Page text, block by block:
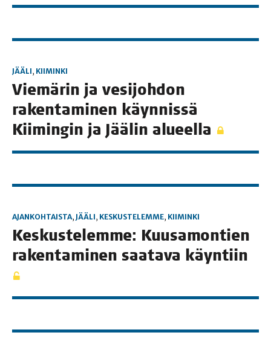
JÄÄLI, KIIMINKI
Vie­mä­rin ja vesi­joh­don
raken­ta­mi­nen käyn­nis­sä
Kii­min­gin ja Jää­lin alueella
AJANKOHTAISTA, JÄÄLI, KESKUSTELEMME, KIIMINKI
Kes­kus­te­lem­me: Kuusa­mon­tien
raken­ta­mi­nen saa­ta­va käyntiin